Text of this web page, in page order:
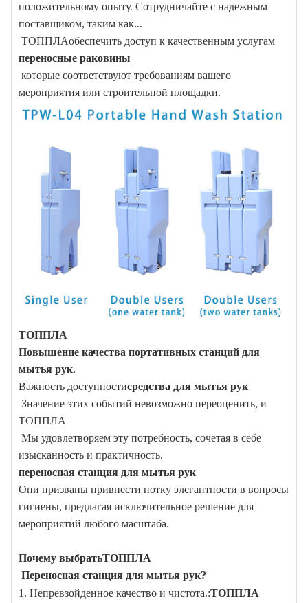
положительному опыту. Сотрудничайте с надежным
поставщиком, таким как...
ТОППЛАобеспечить доступ к качественным услугам
переносные раковины
которые соответствуют требованиям вашего
мероприятия или строительной площадки.
ТОППЛА
Повышение качества портативных станций для
мытья рук.
Важность доступностисредства для мытья рук
Значение этих событий невозможно переоценить, и
ТОППЛА
Мы удовлетворяем эту потребность, сочетая в себе
изысканность и практичность.
переносная станция для мытья рук
Они призваны привнести нотку элегантности в вопросы
гигиены, предлагая исключительное решение для
мероприятий любого масштаба.
Почему выбратьТОППЛА
Переносная станция для мытья рук?
1. Непревзойденное качество и чистота.:ТОППЛА